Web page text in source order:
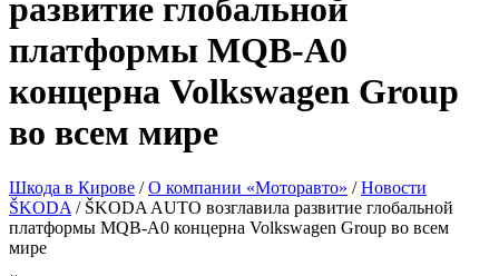
платформы MQB-A0
концерна Volkswagen Group
во всем мире
ŠKODA /ŠKODA AUTO возглавила развитие глобальной
платформы MQB-A0 концерна Volkswagen Group во всем
мире